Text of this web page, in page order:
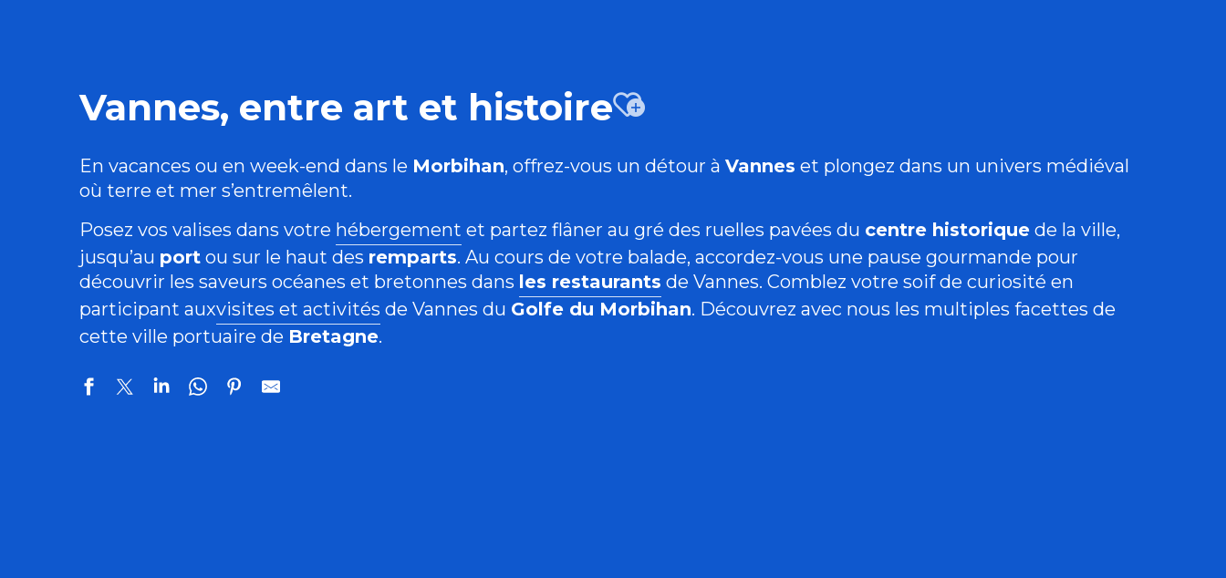
Vannes, entre art et histoireAjouter aux favoris
En vacances ou en week-end dans le Morbihan, offrez-vous un détour à Vannes et plongez dans un univers médiéval
où terre et mer s’entremêlent.
Posez vos valises dans votre hébergement et partez flâner au gré des ruelles pavées du centre historique de la ville,
jusqu’au port ou sur le haut des remparts. Au cours de votre balade, accordez-vous une pause gourmande pour
découvrir les saveurs océanes et bretonnes dans les restaurants de Vannes. Comblez votre soif de curiosité en
participant auxvisites et activités de Vannes du Golfe du Morbihan. Découvrez avec nous les multiples facettes de
cette ville portuaire de Bretagne.